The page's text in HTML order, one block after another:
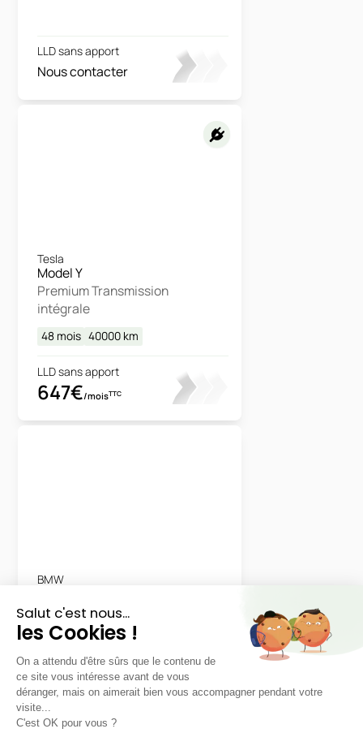
LLD sans apport
Nous contacter
Tesla
Model Y
Premium Transmission
intégrale
48 mois 40000 km
LLD sans apport
647€/moisTTC
BMW
Gran Coupe
LLD sans apport
Nous contacter